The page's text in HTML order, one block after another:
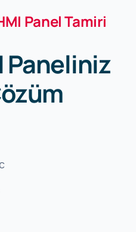
Panel Tamiri
Paneliniz